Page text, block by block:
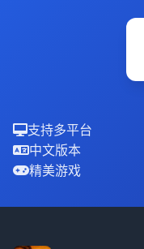
支持多平台
中文版本
精美游戏